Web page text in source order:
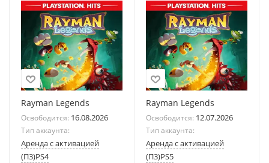
Rayman Legends
Освободится: 16.08.2026
Тип аккаунта:
Аренда с активацией
(П3)PS4
Rayman Legends
Освободится: 12.07.2026
Тип аккаунта:
Аренда с активацией
(П3)PS5